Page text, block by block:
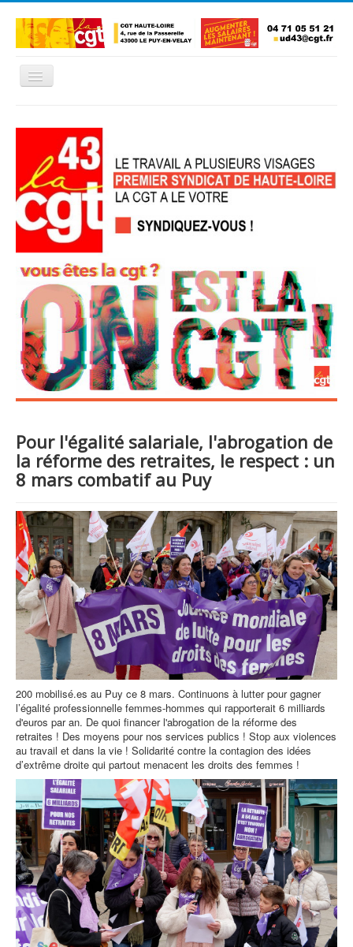
Basculer
L'Union Départementale
Les Unions Locales
Les syndicats locaux
Défendre vos droits
Se syndiquer
La confédératon nationale CGT
NOUS CONTACTER
Pour l'égalité salariale, l'abrogation de
la réforme des retraites, le respect : un
8 mars combatif au Puy
200 mobilisé.es au Puy ce 8 mars. Continuons à lutter pour gagner
l’égalité professionnelle femmes-hommes qui rapporterait 6 milliards
d'euros par an. De quoi financer l'abrogation de la réforme des
retraites ! Des moyens pour nos services publics ! Stop aux violences
au travail et dans la vie ! Solidarité contre la contagion des idées
d’extrême droite qui partout menacent les droits des femmes !